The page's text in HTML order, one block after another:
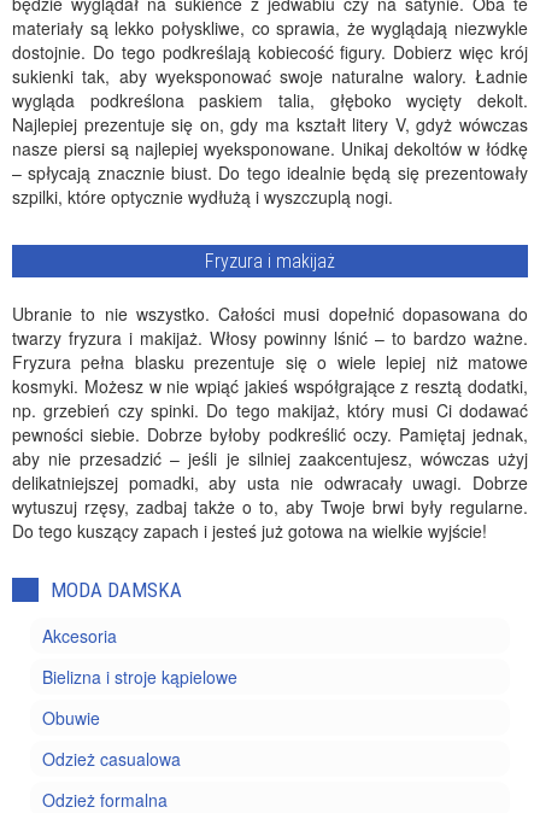
materiały są lekko połyskliwe, co sprawia, że wyglądają niezwykle
dostojnie. Do tego podkreślają kobiecość figury. Dobierz więc krój
sukienki tak, aby wyeksponować swoje naturalne walory. Ładnie
wygląda podkreślona paskiem talia, głęboko wycięty dekolt.
Najlepiej prezentuje się on, gdy ma kształt litery V, gdyż wówczas
nasze piersi są najlepiej wyeksponowane. Unikaj dekoltów w łódkę
– spłycają znacznie biust. Do tego idealnie będą się prezentowały
szpilki, które optycznie wydłużą i wyszczuplą nogi.
Fryzura i makijaż
Ubranie to nie wszystko. Całości musi dopełnić dopasowana do
twarzy fryzura i makijaż. Włosy powinny lśnić – to bardzo ważne.
Fryzura pełna blasku prezentuje się o wiele lepiej niż matowe
kosmyki. Możesz w nie wpiąć jakieś współgrające z resztą dodatki,
np. grzebień czy spinki. Do tego makijaż, który musi Ci dodawać
pewności siebie. Dobrze byłoby podkreślić oczy. Pamiętaj jednak,
aby nie przesadzić – jeśli je silniej zaakcentujesz, wówczas użyj
delikatniejszej pomadki, aby usta nie odwracały uwagi. Dobrze
wytuszuj rzęsy, zadbaj także o to, aby Twoje brwi były regularne.
Do tego kuszący zapach i jesteś już gotowa na wielkie wyjście!
MODA DAMSKA
Akcesoria
Bielizna i stroje kąpielowe
Obuwie
Odzież casualowa
Odzież formalna